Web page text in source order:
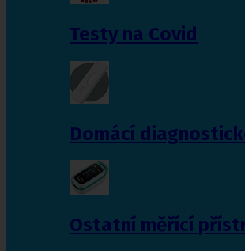
Testy na Covid
Domácí
Ostatní měřící